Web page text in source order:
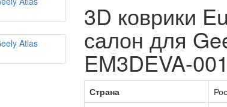
3D коврики
салон для
EM3DEVA-
Страна